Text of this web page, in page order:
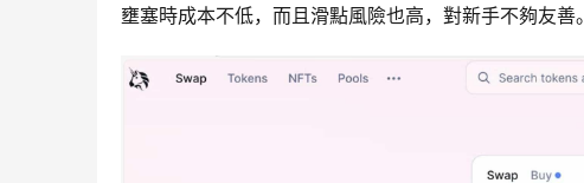
壅塞時成本不低，而且滑點風險也高，對新手不夠友善。